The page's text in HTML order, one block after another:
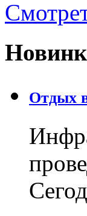
Отдых